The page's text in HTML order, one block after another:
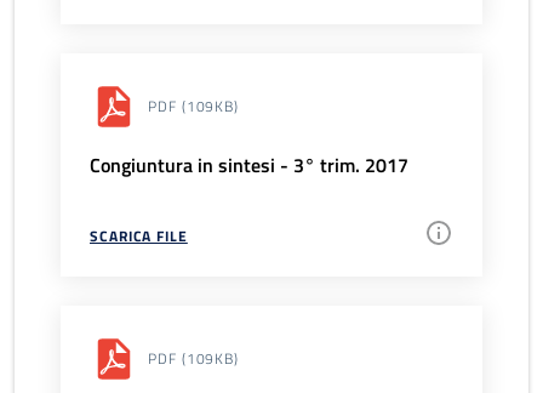
PDF (109KB)
Congiuntura in sintesi - 3° trim. 2017
SCARICA FILE
PDF (109KB)